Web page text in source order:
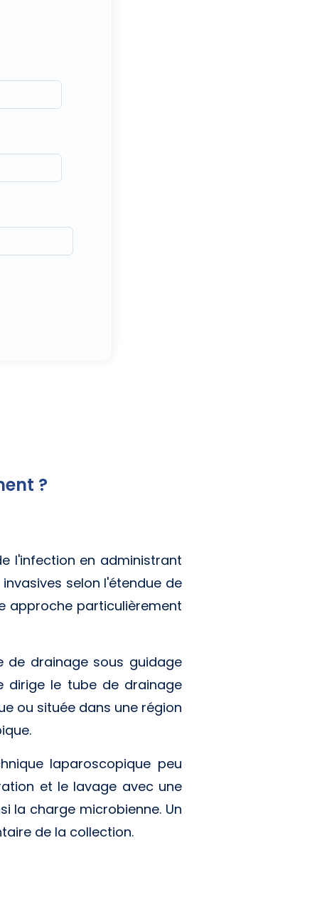
?
l'infection en administrant
selon l'étendue de
approche particulièrement
de drainage sous guidage
dirige le tube de drainage
ou située dans une région
laparoscopique peu
et le lavage avec une
la charge microbienne. Un
de la collection.